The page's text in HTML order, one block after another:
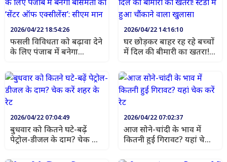
2026/04/22 18:54:26
फसली विविधता को बढ़ावा देने
के लिए पंजाब में बनेगा
एक्सीलेंस’: सीएम मान
2026/04/22 14:16:10
घर छोड़कर बाहर रह रहे बच्चों
में दिल की बीमारी का खतरा!
खुलासा
2026/04/22 07:04:49
बुधवार को कितने घटे-बढ़ें
पेट्रोल-डीजल के दाम? चेक करें
2026/04/22 07:02:37
आज सोने-चांदी के भाव में
कितनी हुई गिरावट? यहां चेक